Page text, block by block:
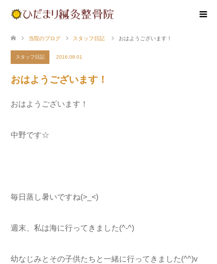
当院のブログ スタッフ日記 おはようございます！
スタッフ日記 2016.08.01
おはようございます！
おはようございます！
中野です☆
毎日蒸し暑いですね(>_<)
週末、私は海に行ってきました(^-^)
幼なじみとその子供たちと一緒に行ってきました(^^)v